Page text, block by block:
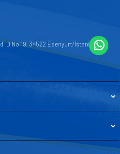
D:No:19, 34522 Esenyurt/İstanbul